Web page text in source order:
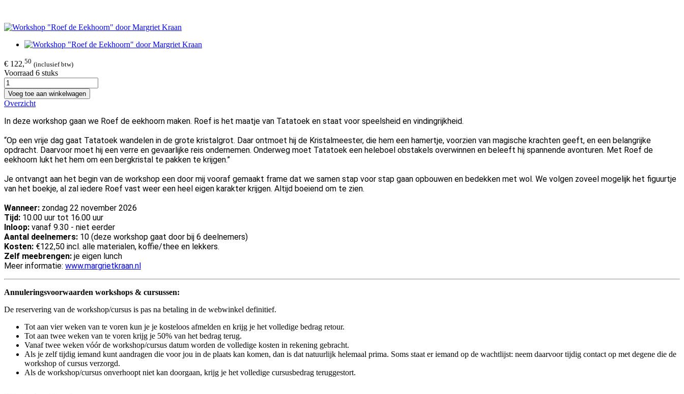
€ 122,50 (inclusief btw)
Voorraad 6 stuks
Voeg toe aan winkelwagen
Overzicht
In deze workshop gaan we Roef de eekhoorn maken. Roef is het maatje van Tatatoek en staat voor speelsheid en vindingrijkheid.
“Op een vrije dag gaat Tatatoek wandelen in de grote kristalgrot. Daar ontmoet hij de Kristalmeester, die hem een hamertje, voorzien van magische krachten geeft, en een belangrijke
opdracht. Daarvoor moet hij een verre en gevaarlijke reis ondernemen. Onderweg moet Tatatoek een heleboel obstakels overwinnen en beleeft hij spannende avonturen. Met Roef de
eekhoorn lukt het hem om een bergkristal te pakken te krijgen.”
Je ontvangt aan het begin van de workshop een door mij vooraf gemaakt frame dat we samen stap voor stap gaan opbouwen en bedekken met wol. We volgen zoveel mogelijk het figuurtje
van het boekje, al zal iedere Roef vast weer een heel eigen karakter krijgen. Altijd boeiend om te zien.
Wanneer: zondag 22 november 2026
Tijd: 10.00 uur tot 16.00 uur
Inloop: vanaf 9.30 - niet eerder
Aantal deelnemers: 10 (deze workshop gaat door bij 6 deelnemers)
Kosten: €122,50 incl. alle materialen, koffie/thee en lekkers.
Zelf meebrengen: je eigen lunch
Meer informatie: www.margrietkraan.nl
Annuleringsvoorwaarden workshops & cursussen:
De reservering van de workshop/cursus is pas na betaling in de webwinkel definitief.
Tot aan vier weken van te voren kun je je kosteloos afmelden en krijg je het volledige bedrag retour.
Tot aan twee weken van te voren krijg je 50% van het bedrag terug.
Vanaf twee weken vóór de workshop/cursus datum worden de volledige kosten in rekening gebracht.
Als je zelf tijdig iemand kunt aandragen die voor jou in de plaats kan komen, dan is dat natuurlijk helemaal prima. Soms staat er iemand op de wachtlijst: neem daarvoor tijdig contact op met degene die de
workshop of cursus verzorgd.
Als de workshop/cursus onverhoopt niet kan doorgaan, krijg je het volledige cursusbedrag teruggestort.